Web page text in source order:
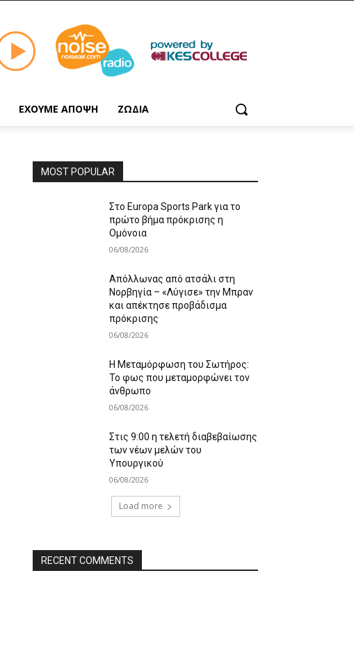
ΕΧΟΥΜΕ ΑΠΟΨΗ ΖΩΔΙΑ
MOST POPULAR
Στο Europa Sports Park για το
πρώτο βήμα πρόκρισης η
Ομόνοια
06/08/2026
Απόλλωνας από ατσάλι στη
Νορβηγία – «Λύγισε» την Μπραν
και απέκτησε προβάδισμα
πρόκρισης
06/08/2026
Η Μεταμόρφωση του Σωτήρος:
Το φως που μεταμορφώνει τον
άνθρωπο
06/08/2026
Στις 9:00 η τελετή διαβεβαίωσης
των νέων μελών του
Υπουργικού
06/08/2026
Load more
RECENT COMMENTS